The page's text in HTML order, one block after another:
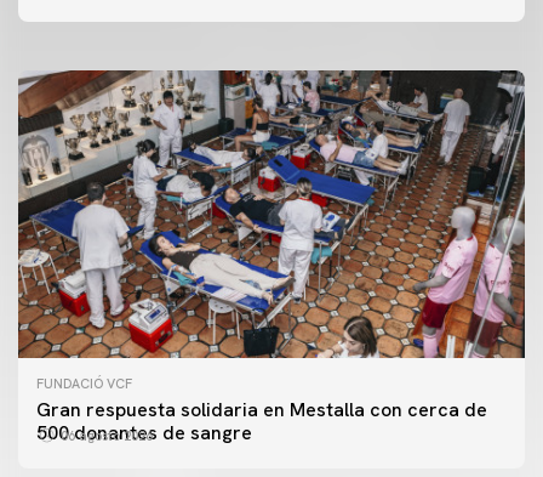
FUNDACIÓ VCF
Gran respuesta solidaria en Mestalla con cerca de
500 donantes de sangre
06 agosto 2026